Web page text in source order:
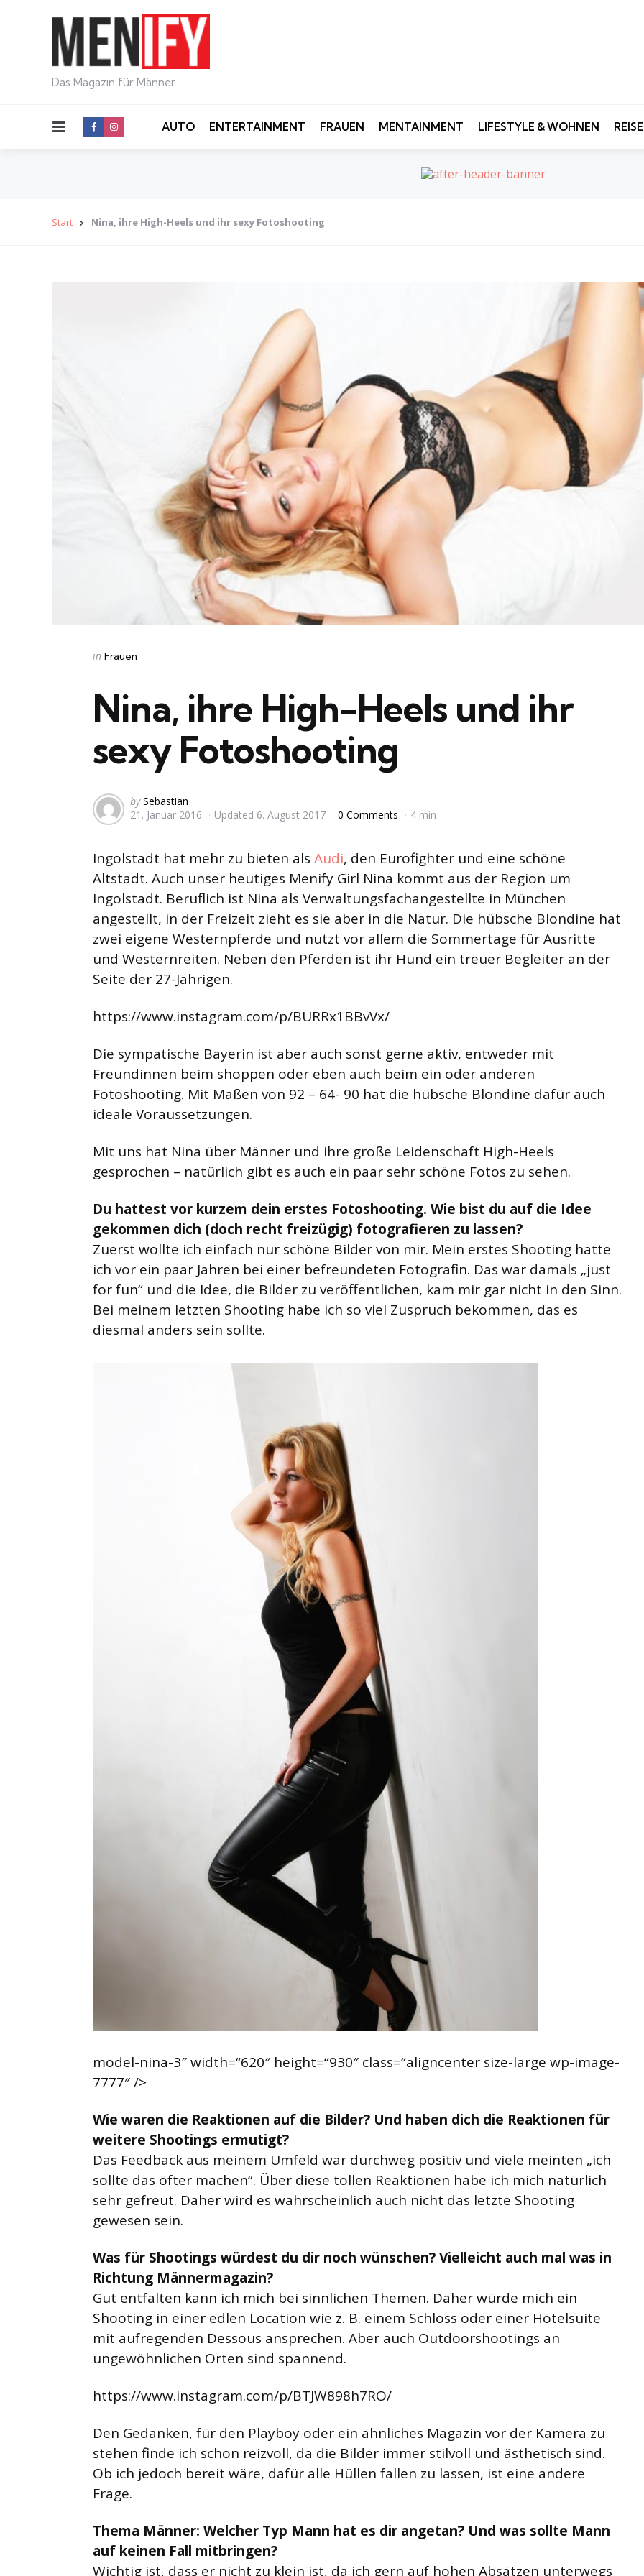
Das Magazin für Männer
Menu AUTO ENTERTAINMENT FRAUEN MENTAINMENT LIFESTYLE & WOHNEN
Start Nina, ihre High-Heels und ihr sexy Fotoshooting
Categories
Posted
in Frauen
Nina, ihre High-Heels und ihr
sexy Fotoshooting
Posted
by
by Sebastian
21. Januar 2016
Updated 6. August 2017 0 Comments 4 min
Ingolstadt hat mehr zu bieten als Audi, den Eurofighter und eine schöne
Altstadt. Auch unser heutiges Menify Girl Nina kommt aus der Region um
Ingolstadt. Beruflich ist Nina als Verwaltungsfachangestellte in München
angestellt, in der Freizeit zieht es sie aber in die Natur. Die hübsche Blondine hat
zwei eigene Westernpferde und nutzt vor allem die Sommertage für Ausritte
und Westernreiten. Neben den Pferden ist ihr Hund ein treuer Begleiter an der
Seite der 27-Jährigen.
https://www.instagram.com/p/BURRx1BBvVx/
Die sympatische Bayerin ist aber auch sonst gerne aktiv, entweder mit
Freundinnen beim shoppen oder eben auch beim ein oder anderen
Fotoshooting. Mit Maßen von 92 – 64- 90 hat die hübsche Blondine dafür auch
ideale Voraussetzungen.
Mit uns hat Nina über Männer und ihre große Leidenschaft High-Heels
gesprochen – natürlich gibt es auch ein paar sehr schöne Fotos zu sehen.
Du hattest vor kurzem dein erstes Fotoshooting. Wie bist du auf die Idee
gekommen dich (doch recht freizügig) fotografieren zu lassen?
Zuerst wollte ich einfach nur schöne Bilder von mir. Mein erstes Shooting hatte
ich vor ein paar Jahren bei einer befreundeten Fotografin. Das war damals „just
for fun“ und die Idee, die Bilder zu veröffentlichen, kam mir gar nicht in den Sinn.
Bei meinem letzten Shooting habe ich so viel Zuspruch bekommen, das es
diesmal anders sein sollte.
model-nina-3″ width=“620″ height=“930″ class=“aligncenter size-large wp-image-
7777″ />
Wie waren die Reaktionen auf die Bilder? Und haben dich die Reaktionen für
weitere Shootings ermutigt?
Das Feedback aus meinem Umfeld war durchweg positiv und viele meinten „ich
sollte das öfter machen“. Über diese tollen Reaktionen habe ich mich natürlich
sehr gefreut. Daher wird es wahrscheinlich auch nicht das letzte Shooting
gewesen sein.
Was für Shootings würdest du dir noch wünschen? Vielleicht auch mal was in
Richtung Männermagazin?
Gut entfalten kann ich mich bei sinnlichen Themen. Daher würde mich ein
Shooting in einer edlen Location wie z. B. einem Schloss oder einer Hotelsuite
mit aufregenden Dessous ansprechen. Aber auch Outdoorshootings an
ungewöhnlichen Orten sind spannend.
https://www.instagram.com/p/BTJW898h7RO/
Den Gedanken, für den Playboy oder ein ähnliches Magazin vor der Kamera zu
stehen finde ich schon reizvoll, da die Bilder immer stilvoll und ästhetisch sind.
Ob ich jedoch bereit wäre, dafür alle Hüllen fallen zu lassen, ist eine andere
Frage.
Thema Männer: Welcher Typ Mann hat es dir angetan? Und was sollte Mann
auf keinen Fall mitbringen?
Wichtig ist, dass er nicht zu klein ist, da ich gern auf hohen Absätzen unterwegs